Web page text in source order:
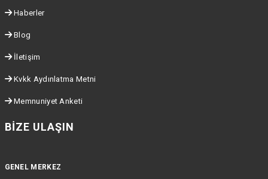
Haberler
Blog
İletişim
Kvkk Aydınlatma Metni
Memnuniyet Anketi
BIZE ULAŞIN
GENEL MERKEZ